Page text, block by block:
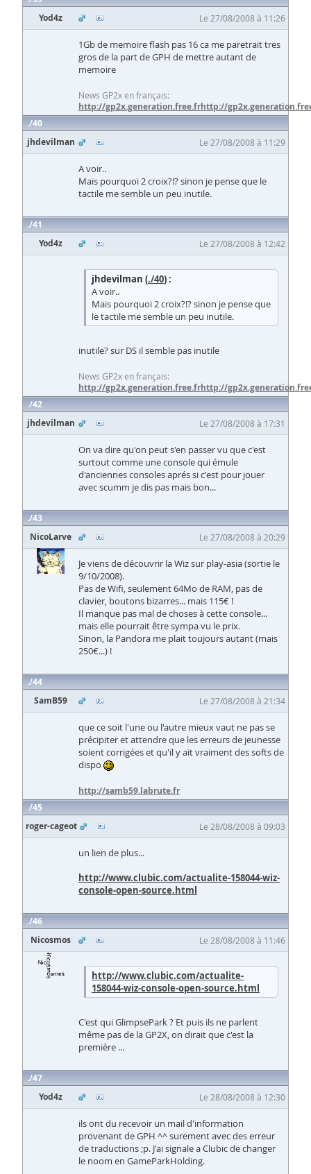
Yod4z
Le 27/08/2008 à 11:26
1Gb de memoire flash pas 16 ca me paretrait tres
gros de la part de GPH de mettre autant de
memoire
News GP2x en français:
http://gp2x.generation.free.frhttp://
40
jhdevilman
Le 27/08/2008 à 11:29
A voir..
Mais pourquoi 2 croix?!? sinon je pense que le
tactile me semble un peu inutile.
41
Yod4z
Le 27/08/2008 à 12:42
jhdevilman (./40) :
A voir..
Mais pourquoi 2 croix?!? sinon je pense que
le tactile me semble un peu inutile.
inutile? sur DS il semble pas inutile
News GP2x en français:
http://gp2x.generation.free.frhttp://
42
jhdevilman
Le 27/08/2008 à 17:31
On va dire qu'on peut s'en passer vu que c'est
surtout comme une console qui émule
d'anciennes consoles aprés si c'est pour jouer
avec scumm je dis pas mais bon...
43
NicoLarve
Le 27/08/2008 à 20:29
Je viens de découvrir la Wiz sur play-asia (sortie le
9/10/2008).
Pas de Wifi, seulement 64Mo de RAM, pas de
clavier, boutons bizarres... mais 115€ !
Il manque pas mal de choses à cette console...
mais elle pourrait être sympa vu le prix.
Sinon, la Pandora me plait toujours autant (mais
250€...) !
44
SamB59
Le 27/08/2008 à 21:34
que ce soit l'une ou l'autre mieux vaut ne pas se
précipiter et attendre que les erreurs de jeunesse
soient corrigées et qu'il y ait vraiment des softs de
dispo
http://samb59.labrute.fr
45
roger-cageot
Le 28/08/2008 à 09:03
un lien de plus...
http://www.clubic.com/actualite-158044-wiz-
console-open-source.html
46
Nicosmos
Le 28/08/2008 à 11:46
http://www.clubic.com/actualite-
158044-wiz-console-open-source.html
C'est qui GlimpsePark ? Et puis ils ne parlent
même pas de la GP2X, on dirait que c'est la
première ...
47
Yod4z
Le 28/08/2008 à 12:30
ils ont du recevoir un mail d'information
provenant de GPH ^^ surement avec des erreur
de traductions ;p. J'ai signale a Clubic de changer
le noom en GameParkHolding.